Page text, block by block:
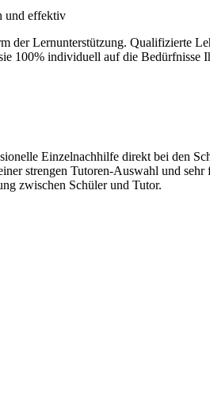
und effektiv
der Lernunterstützung. Qualifizierte
100% individuell auf die Bedürfnisse
Einzelnachhilfe direkt bei den
strengen Tutoren-Auswahl und
zwischen Schüler und Tutor.